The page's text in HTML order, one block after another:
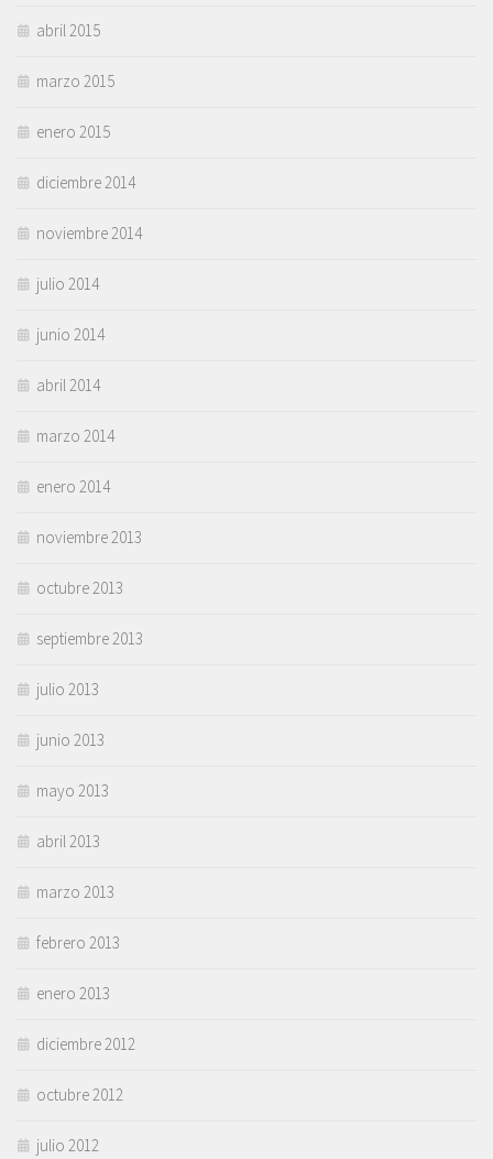
abril 2015
marzo 2015
enero 2015
diciembre 2014
noviembre 2014
julio 2014
junio 2014
abril 2014
marzo 2014
enero 2014
noviembre 2013
octubre 2013
septiembre 2013
julio 2013
junio 2013
mayo 2013
abril 2013
marzo 2013
febrero 2013
enero 2013
diciembre 2012
octubre 2012
julio 2012